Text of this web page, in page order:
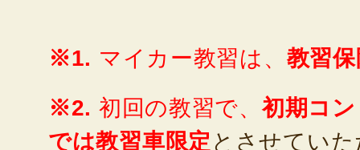
※1. マイカー教習は、 教習
※2. 初回の教習で、初期コ
では教習車限定 とさせてい